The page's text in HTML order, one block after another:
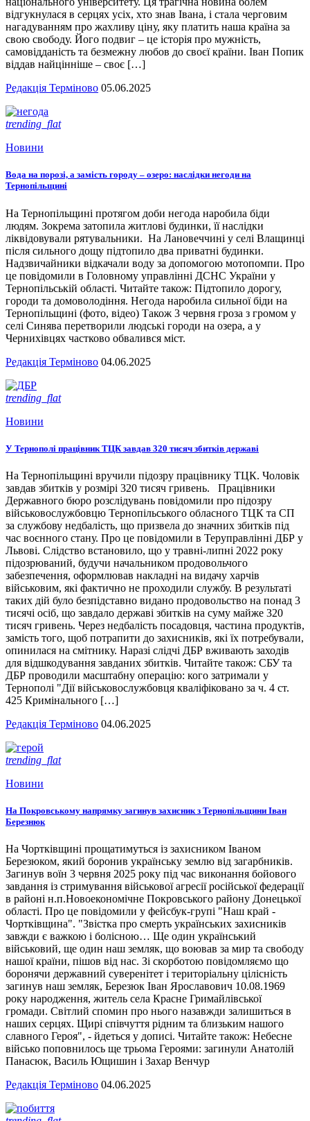
відгукнулася в серцях усіх, хто знав Івана, і стала черговим
нагадуванням про жахливу ціну, яку платить наша країна за
свою свободу. Його подвиг – це історія про мужність,
самовідданість та безмежну любов до своєї країни. Іван Попик
віддав найцінніше – своє […]
Редакція Терміново 05.06.2025
trending_flat
Новини
Вода на порозі, а замість городу – озеро: наслідки негоди на
Тернопільщині
На Тернопільщині протягом доби негода наробила біди
людям. Зокрема затопила житлові будинки, її наслідки
ліквідовували рятувальники. На Лановеччині у селі Влащинці
після сильного дощу підтопило два приватні будинки.
Надзвичайники відкачали воду за допомогою мотопомпи. Про
це повідомили в Головному управлінні ДСНС України у
Тернопільській області. Читайте також: Підтопило дорогу,
городи та домоволодіння. Негода наробила сильної біди на
Тернопільщині (фото, відео) Також 3 червня гроза з громом у
селі Синява перетворили людські городи на озера, а у
Чернихівцях частково обвалився міст.
Редакція Терміново 04.06.2025
trending_flat
Новини
У Тернополі працівник ТЦК завдав 320 тисяч збитків державі
На Тернопільщині вручили підозру працівнику ТЦК. Чоловік
завдав збитків у розмірі 320 тисяч гривень. Працівники
Державного бюро розслідувань повідомили про підозру
військовослужбовцю Тернопільського обласного ТЦК та СП
за службову недбалість, що призвела до значних збитків під
час воєнного стану. Про це повідомили в Теруправлінні ДБР у
Львові. Слідство встановило, що у травні-липні 2022 року
підозрюваний, будучи начальником продовольчого
забезпечення, оформлював накладні на видачу харчів
військовим, які фактично не проходили службу. В результаті
таких дій було безпідставно видано продовольство на понад 3
тисячі осіб, що завдало державі збитків на суму майже 320
тисяч гривень. Через недбалість посадовця, частина продуктів,
замість того, щоб потрапити до захисників, які їх потребували,
опинилася на смітнику. Наразі слідчі ДБР вживають заходів
для відшкодування завданих збитків. Читайте також: СБУ та
ДБР проводили масштабну операцію: кого затримали у
Тернополі "Дії військовослужбовця кваліфіковано за ч. 4 ст.
425 Кримінального […]
Редакція Терміново 04.06.2025
trending_flat
Новини
На Покровському напрямку загинув захисник з Тернопільщини Іван
Березнюк
На Чортківщині прощатимуться із захисником Іваном
Березюком, який боронив українську землю від загарбників.
Загинув воїн 3 червня 2025 року під час виконання бойового
завдання із стримування військової агресії російської федерації
в районі н.п.Новоекономічне Покровського району Донецької
області. Про це повідомили у фейсбук-групі "Наш край -
Чортківщина". "Звістка про смерть українських захисників
завжди є важкою і болісною… Ще один український
військовий, ще один наш земляк, що воював за мир та свободу
нашої країни, пішов від нас. Зі скорботою повідомляємо що
боронячи державний суверенітет і територіальну цілісність
загинув наш земляк, Березюк Іван Ярославович 10.08.1969
року народження, житель села Красне Гримайлівської
громади. Світлий спомин про нього назавжди залишиться в
наших серцях. Щирі співчуття рідним та близьким нашого
славного Героя", - йдеться у дописі. Читайте також: Небесне
військо поповнилось ще трьома Героями: загинули Анатолій
Панасюк, Василь Ющишин і Захар Венчур
Редакція Терміново 04.06.2025